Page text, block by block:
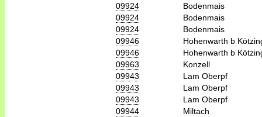
09924
Bodenmais
09924
Bodenmais
09924
Bodenmais
09946
Hohenwarth b
09946
Hohenwarth b
09963
Konzell
09943
Lam Oberpf
09943
Lam Oberpf
09943
Lam Oberpf
09944
Miltach